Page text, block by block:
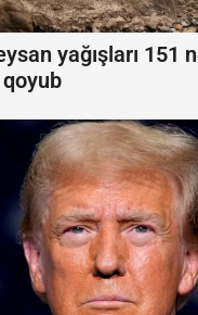
yağışları 151